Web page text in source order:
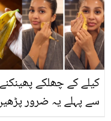
بتائے راز
کیلے کے چھلکے پھینکنے
سے پہلے یہ ضرور